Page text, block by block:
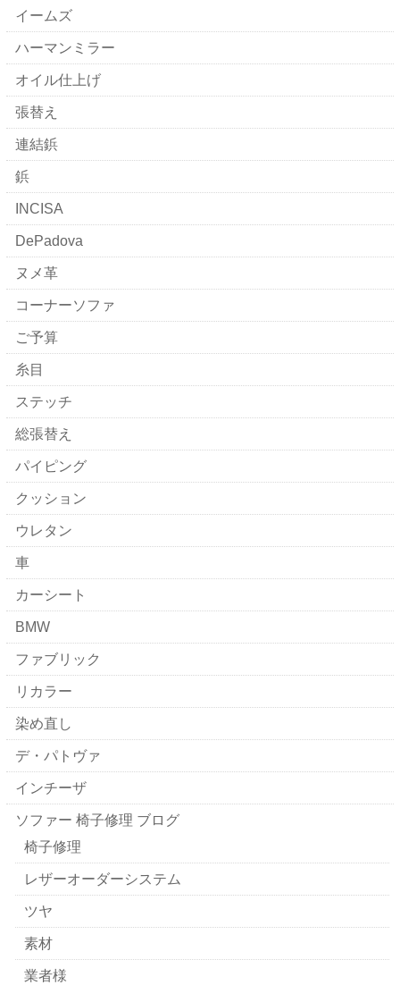
イームズ
ハーマンミラー
オイル仕上げ
張替え
連結鋲
鋲
INCISA
DePadova
ヌメ革
コーナーソファ
ご予算
糸目
ステッチ
総張替え
パイピング
クッション
ウレタン
車
カーシート
BMW
ファブリック
リカラー
染め直し
デ・パトヴァ
インチーザ
ソファー 椅子修理 ブログ
椅子修理
レザーオーダーシステム
ツヤ
素材
業者様